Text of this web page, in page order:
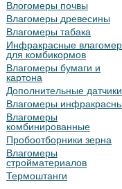
Влогомеры почвы
Влагомеры древесины
Влагомеры табака
Инфракрасные
для комбикормов
Влагомеры бумаги и
картона
Дополнительные датчики
Влагомеры
Влагомеры
комбинированные
Пробоотборники зерна
Влагомеры
стройматериалов
Термоштанги